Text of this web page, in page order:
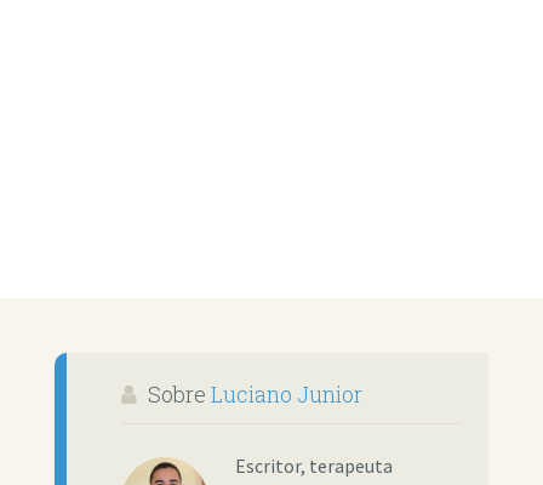
Sobre Luciano Junior
Escritor, terapeuta